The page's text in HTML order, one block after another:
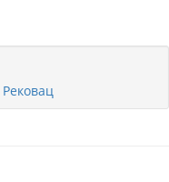
Рековац